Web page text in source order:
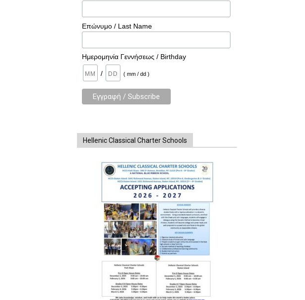
Επώνυμο / Last Name
Ημερομηνία Γεννήσεως / Birthday
/ ( mm / dd )
Hellenic Classical Charter Schools